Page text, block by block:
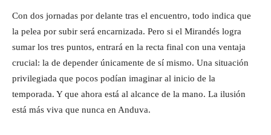
Con dos jornadas por delante tras el encuentro, todo indica que
la pelea por subir será encarnizada. Pero si el Mirandés logra
sumar los tres puntos, entrará en la recta final con una ventaja
crucial: la de depender únicamente de sí mismo. Una situación
privilegiada que pocos podían imaginar al inicio de la
temporada. Y que ahora está al alcance de la mano. La ilusión
está más viva que nunca en Anduva.